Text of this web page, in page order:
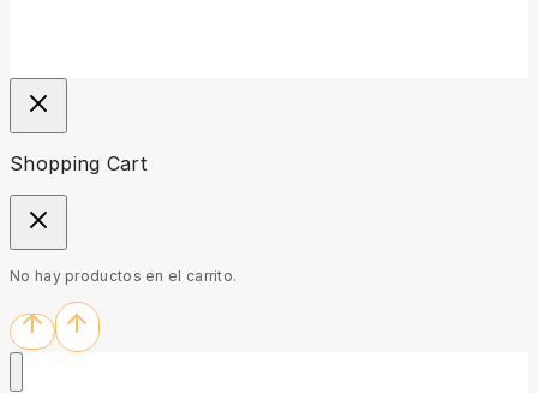
Shopping Cart
No hay productos en el carrito.